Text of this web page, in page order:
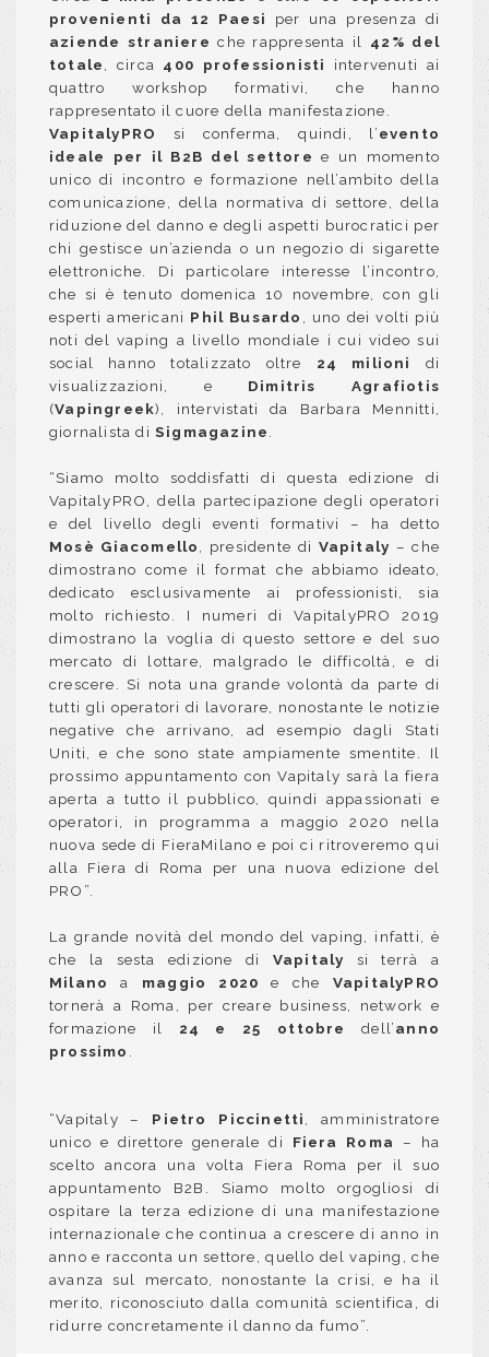
provenienti da 12 Paesi
per una presenza di
aziende straniere che rappresenta il 42% del
totale
, circa 400 professionisti
intervenuti ai
quattro workshop formativi, che hanno
rappresentato il cuore della manifestazione.
VapitalyPRO
si conferma, quindi, l’evento
ideale per il B2B del settoree un momento
unico di incontro e formazione nell’ambito della
comunicazione, della normativa di settore, della
riduzione del danno e degli aspetti burocratici per
chi gestisce un’azienda o un negozio di sigarette
elettroniche. Di particolare interesse l’incontro,
che si è tenuto domenica 10 novembre, con gli
esperti americani Phil Busardo
, uno dei volti più
noti del vaping a livello mondiale i cui video sui
social hanno totalizzato oltre 24 milioni
di
visualizzazioni, e Dimitris Agrafiotis
(Vapingreek), intervistati da Barbara Mennitti,
giornalista di Sigmagazine
“Siamo molto soddisfatti di questa edizione di
VapitalyPRO, della partecipazione degli operatori
e del livello degli eventi formativi – ha detto
Mosè Giacomello
, presidente di Vapitaly – che
dimostrano come il format che abbiamo ideato,
dedicato esclusivamente ai professionisti, sia
molto richiesto. I numeri di VapitalyPRO 2019
dimostrano la voglia di questo settore e del suo
mercato di lottare, malgrado le difficoltà, e di
crescere. Si nota una grande volontà da parte di
tutti gli operatori di lavorare, nonostante le notizie
negative che arrivano, ad esempio dagli Stati
Uniti, e che sono state ampiamente smentite. Il
prossimo appuntamento con Vapitaly sarà la fiera
aperta a tutto il pubblico, quindi appassionati e
operatori, in programma a maggio 2020 nella
nuova sede di FieraMilano e poi ci ritroveremo qui
alla Fiera di Roma per una nuova edizione del
PRO”.
La grande novità del mondo del vaping, infatti, è
che la sesta edizione di Vapitaly si terrà a
Milano
a maggio 2020 e che VapitalyPRO
tornerà a Roma, per creare business, network e
formazione il 24 e 25 ottobre dell’anno
prossimo
“Vapitaly – Pietro Piccinetti
, amministratore
unico e direttore generale di Fiera Roma
– ha
scelto ancora una volta Fiera Roma per il suo
appuntamento B2B. Siamo molto orgogliosi di
ospitare la terza edizione di una manifestazione
internazionale che continua a crescere di anno in
anno e racconta un settore, quello del vaping, che
avanza sul mercato, nonostante la crisi, e ha il
merito, riconosciuto dalla comunità scientifica, di
ridurre concretamente il danno da fumo”.